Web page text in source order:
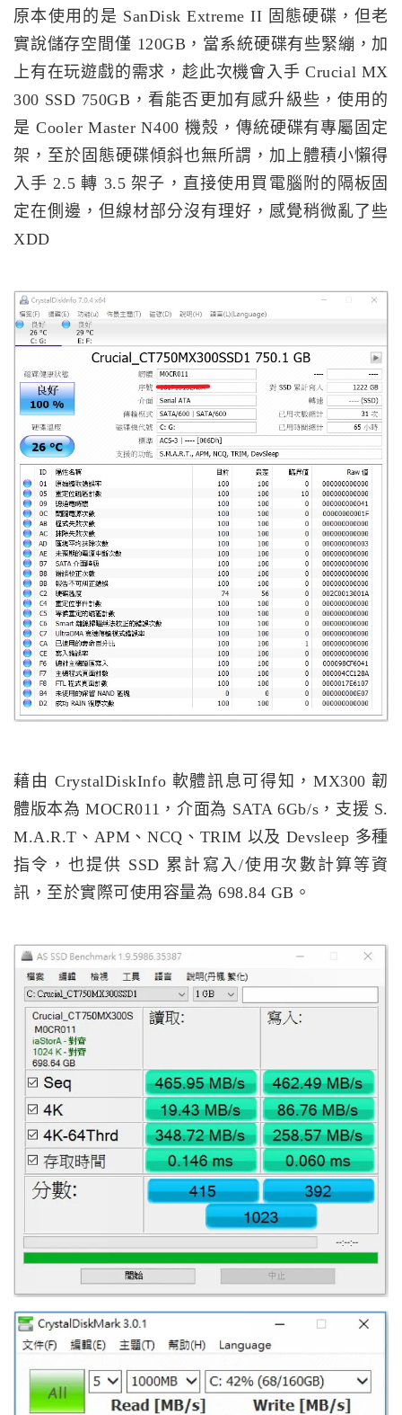
原本使用的是 SanDisk Extreme II 固態硬碟，但老
實說儲存空間僅 120GB，當系統硬碟有些緊繃，加
上有在玩遊戲的需求，趁此次機會入手 Crucial MX
300 SSD 750GB，看能否更加有感升級些，使用的
是 Cooler Master N400 機殼，傳統硬碟有專屬固定
架，至於固態硬碟傾斜也無所謂，加上體積小懶得
入手 2.5 轉 3.5 架子，直接使用買電腦附的隔板固
定在側邊，但線材部分沒有理好，感覺稍微亂了些
XDD
藉由 CrystalDiskInfo 軟體訊息可得知，MX300 韌
體版本為 MOCR011，介面為 SATA 6Gb/s，支援 S.
M.A.R.T、APM、NCQ、TRIM 以及 Devsleep 多種
指令，也提供 SSD 累計寫入/使用次數計算等資
訊，至於實際可使用容量為 698.84 GB。